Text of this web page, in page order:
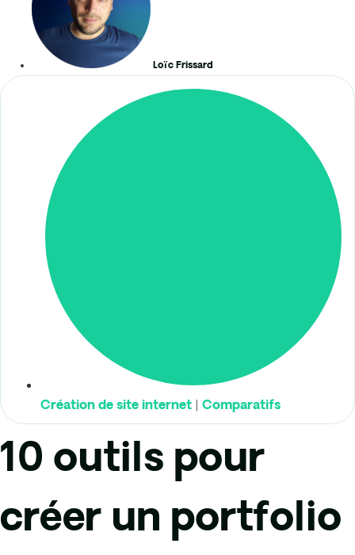
Loïc Frissard
Création de site internet Comparatifs
10 outils pour
créer un portfolio